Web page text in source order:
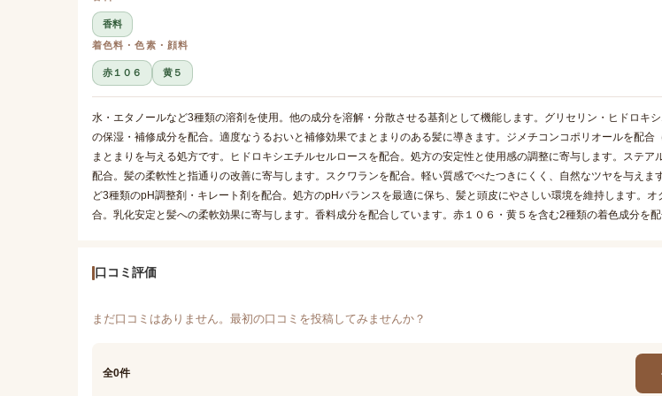
香料
着色料・色素・顔料
赤１０６ 黄５
水・エタノールなど3種類の溶剤を使用。他の成分を溶解・分散させる基剤として機能します。グリセリン・ヒドロキ
の保湿・補修成分を配合。適度なうるおいと補修効果でまとまりのある髪に導きます。ジメチコンコポリオールを配合
まとまりを与える処方です。ヒドロキシエチルセルロースを配合。処方の安定性と使用感の調整に寄与します。ステア
配合。髪の柔軟性と指通りの改善に寄与します。スクワランを配合。軽い質感でべたつきにくく、自然なツヤを与えま
ど3種類のpH調整剤・キレート剤を配合。処方のpHバランスを最適に保ち、髪と頭皮にやさしい環境を維持します。
合。乳化安定と髪への柔軟効果に寄与します。香料成分を配合しています。赤１０６・黄５を含む2種類の着色成分を配
口コミ評価
まだ口コミはありません。最初の口コミを投稿してみませんか？
全0件